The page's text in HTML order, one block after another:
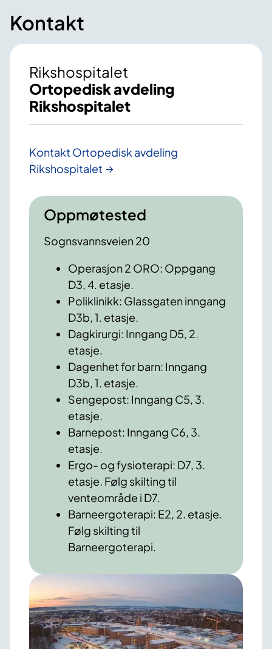
Kontakt
Rikshospitalet
Ortopedisk avdeling
Rikshospitalet
Kontakt Ortopedisk avdeling
Rikshospitalet
Oppmøtested
Sognsvannsveien 20
Operasjon 2 ORO: Oppgang
D3, 4. etasje.
Poliklinikk: Glassgaten inngang
D3b, 1. etasje.
Dagkirurgi: Inngang D5, 2.
etasje.
Dagenhet for barn: Inngang
D3b, 1. etasje.
Sengepost: Inngang C5, 3.
etasje.
Barnepost: Inngang C6, 3.
etasje.
Ergo- og fysioterapi: D7, 3.
etasje. Følg skilting til
venteområde i D7.
Barneergoterapi: E2, 2. etasje.
Følg skilting til
Barneergoterapi.